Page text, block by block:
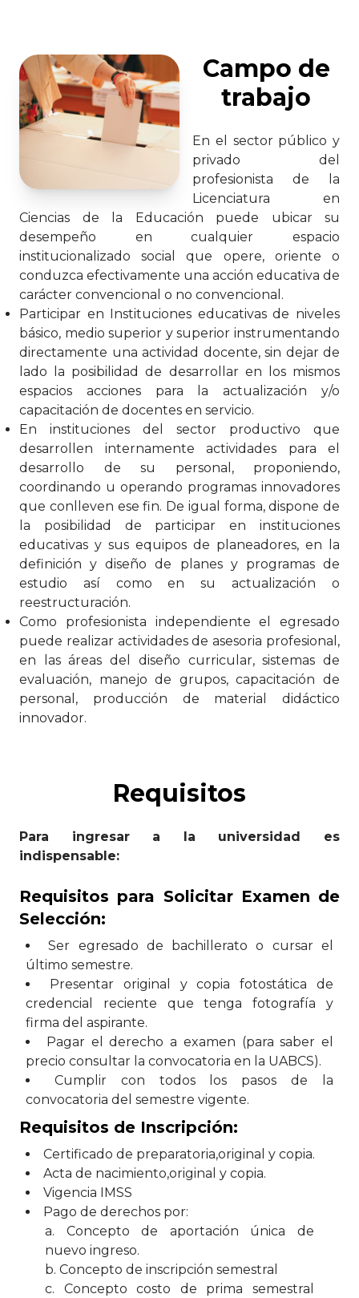
Campo de
trabajo
En el sector público y
privado del
profesionista de la
Licenciatura en
Ciencias de la Educación puede ubicar su
desempeño en cualquier espacio
institucionalizado social que opere, oriente o
conduzca efectivamente una acción educativa de
carácter convencional o no convencional.
Participar en Instituciones educativas de niveles
básico, medio superior y superior instrumentando
directamente una actividad docente, sin dejar de
lado la posibilidad de desarrollar en los mismos
espacios acciones para la actualización y/o
capacitación de docentes en servicio.
En instituciones del sector productivo que
desarrollen internamente actividades para el
desarrollo de su personal, proponiendo,
coordinando u operando programas innovadores
que conlleven ese fin. De igual forma, dispone de
la posibilidad de participar en instituciones
educativas y sus equipos de planeadores, en la
definición y diseño de planes y programas de
estudio así como en su actualización o
reestructuración.
Como profesionista independiente el egresado
puede realizar actividades de asesoria profesional,
en las áreas del diseño curricular, sistemas de
evaluación, manejo de grupos, capacitación de
personal, producción de material didáctico
innovador.
Requisitos
Para ingresar a la universidad es
indispensable:
Requisitos para Solicitar Examen de
Selección:
Ser egresado de bachillerato o cursar el
último semestre.
Presentar original y copia fotostática de
credencial reciente que tenga fotografía y
firma del aspirante.
Pagar el derecho a examen (para saber el
precio consultar la convocatoria en la UABCS).
Cumplir con todos los pasos de la
convocatoria del semestre vigente.
Requisitos de Inscripción:
Certificado de preparatoria,original y copia.
Acta de nacimiento,original y copia.
Vigencia IMSS
Pago de derechos por:
a. Concepto de aportación única de
nuevo ingreso.
b. Concepto de inscripción semestral
c. Concepto costo de prima semestral